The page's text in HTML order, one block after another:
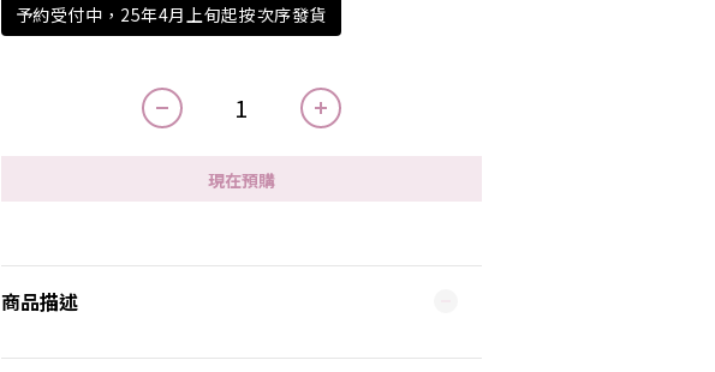
予約受付中，25年4月上旬起按次序發貨
現在預購
商品描述